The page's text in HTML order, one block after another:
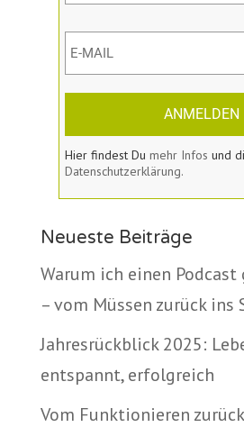
ANMELDEN
Hier findest Du mehr Infos und
Datenschutzerklärung.
Neueste Beiträge
Warum ich einen
– vom Müssen zurück ins
Jahresrückblick 2025:
entspannt, erfolgreich
Vom Funktionieren